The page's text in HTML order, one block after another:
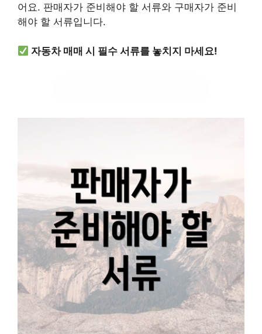
어요. 판매자가 준비해야 할 서류와 구매자가 준비
해야 할 서류입니다.
자동차 매매 시 필수 서류를 놓치지 마세요!